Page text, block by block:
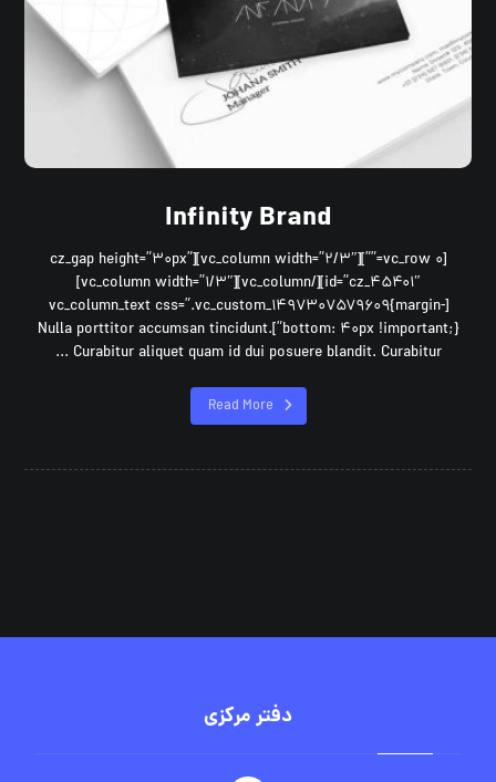
Infinity Brand
[vc_row ۰=””][vc_column width=”۲/۳″][cz_gap height=”۳۰px”
id=”cz_۴۵۴۰۱″][/vc_column][vc_column width=”۱/۳″]
[vc_column_text css=”.vc_custom_۱۴۹۷۳۰۷۵۷۹۶۰۹{margin-
bottom: ۴۰px !important;}”]Nulla porttitor accumsan tincidunt.
Curabitur aliquet quam id dui posuere blandit. Curabitur ...
Read More
دفتر مرکزی